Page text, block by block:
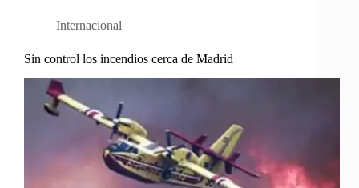
Internacional
Sin control los incendios cerca de Madrid